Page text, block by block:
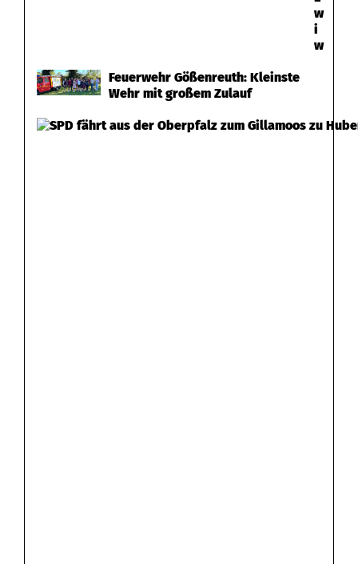
w
i
w
Feuerwehr Gößenreuth: Kleinste
Wehr mit großem Zulauf